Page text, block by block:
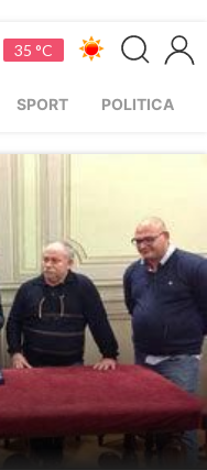
35 °C
SPORT POLITICA